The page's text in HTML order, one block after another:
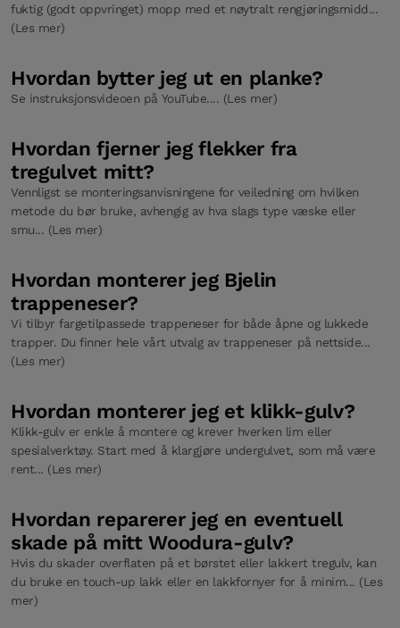
fuktig (godt oppvringet) mopp med et nøytralt rengjøringsmidd...
(Les mer)
Hvordan bytter jeg ut en planke?
Se instruksjonsvideoen på YouTube.... (Les mer)
Hvordan fjerner jeg flekker fra
tregulvet mitt?
Vennligst se monteringsanvisningene for veiledning om hvilken
metode du bør bruke, avhengig av hva slags type væske eller
smu... (Les mer)
Hvordan monterer jeg Bjelin
trappeneser?
Vi tilbyr fargetilpassede trappeneser for både åpne og lukkede
trapper. Du finner hele vårt utvalg av trappeneser på nettside...
(Les mer)
Hvordan monterer jeg et klikk-gulv?
Klikk-gulv er enkle å montere og krever hverken lim eller
spesialverktøy. Start med å klargjøre undergulvet, som må være
rent... (Les mer)
Hvordan reparerer jeg en eventuell
skade på mitt Woodura-gulv?
Hvis du skader overflaten på et børstet eller lakkert tregulv, kan
du bruke en touch-up lakk eller en lakkfornyer for å minim... (Les
mer)